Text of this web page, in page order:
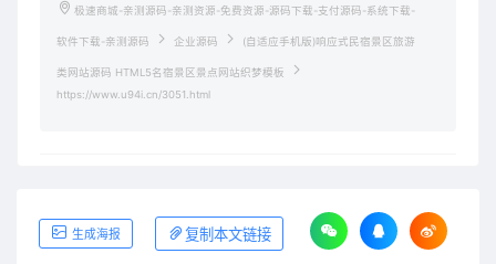
极速商城-亲测源码-亲测资源-免费资源-源码下载-支付源码-系统下载-
软件下载-亲测源码 企业源码 (自适应手机版)响应式民宿景区旅游
类网站源码 HTML5名宿景区景点网站织梦模板
https://www.u94i.cn/3051.html
生成海报 复制本文链接